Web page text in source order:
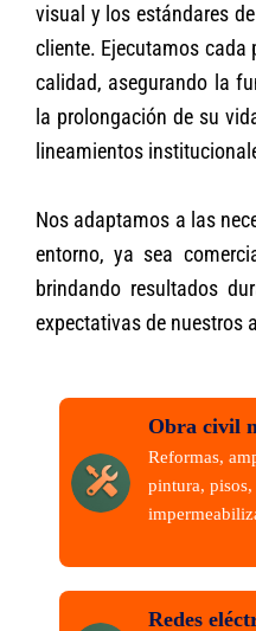
visual y los estándares
cliente. Ejecutamos cada
calidad, asegurando la
la prolongación de su
lineamientos
Nos adaptamos a las
entorno, ya sea
brindando resultados
expectativas de nuestros
Obra civil
Reformas,
pintura, pisos,
Redes